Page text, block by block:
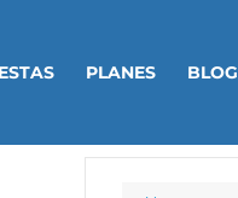
PLANES BLOG